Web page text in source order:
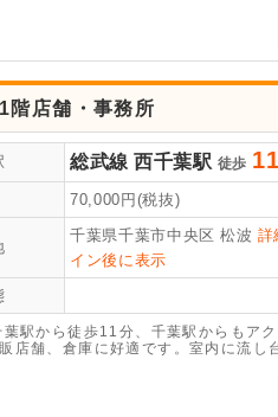
階店舗・事務所
総武線 西千葉駅 徒歩 11
70,000 円(税抜)
千葉県千葉市中央区 松波 詳
イン後に表示
駅から徒歩11分、千葉駅からもア
店舗、倉庫に好適です。室内に流し